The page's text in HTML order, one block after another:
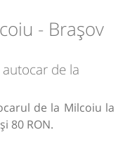
Zile de circulație:
2026
- Brașov
de la
de la Milcoiu la
80 RON.